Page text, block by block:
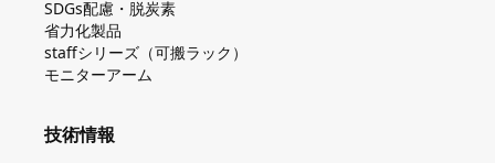
SDGs配慮・脱炭素
省力化製品
staffシリーズ（可搬ラック）
モニターアーム
技術情報